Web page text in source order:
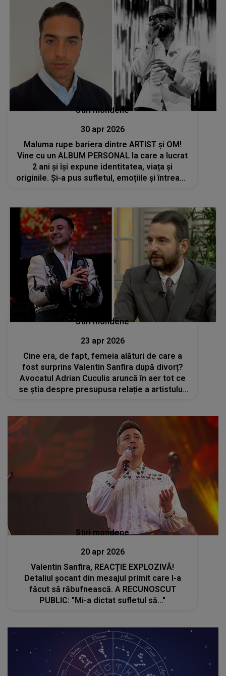
Stiri mondene
30 apr 2026
Maluma rupe bariera dintre ARTIST și OM!
Vine cu un ALBUM PERSONAL la care a lucrat
2 ani și își expune identitatea, viața și
originile. Și-a pus sufletul, emoțiile și întreaga
Stiri mondene
23 apr 2026
Cine era, de fapt, femeia alături de care a
fost surprins Valentin Sanfira după divorț?
Avocatul Adrian Cuculis aruncă în aer tot ce
se știa despre presupusa relație a artistului:
Stiri mondene
20 apr 2026
Valentin Sanfira, REACȚIE EXPLOZIVĂ!
Detaliul șocant din mesajul primit care l-a
făcut să răbufnească. A RECUNOSCUT
PUBLIC: "Mi-a dictat sufletul să..."